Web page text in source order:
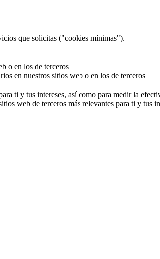
que solicitas ("cookies mínimas").
o en los de terceros
en nuestros sitios web o en los de terceros
ti y tus intereses, así como para medir la
web de terceros más relevantes para ti y tus